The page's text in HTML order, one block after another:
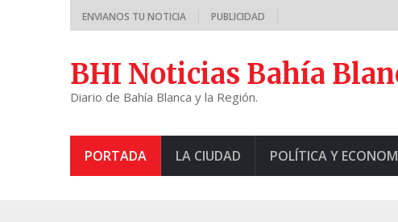
ENVIANOS TU NOTICIA PUBLICIDAD
BHI Noticias Bahía
Diario de Bahía Blanca y la Región.
PORTADA LA CIUDAD POLÍTICA Y